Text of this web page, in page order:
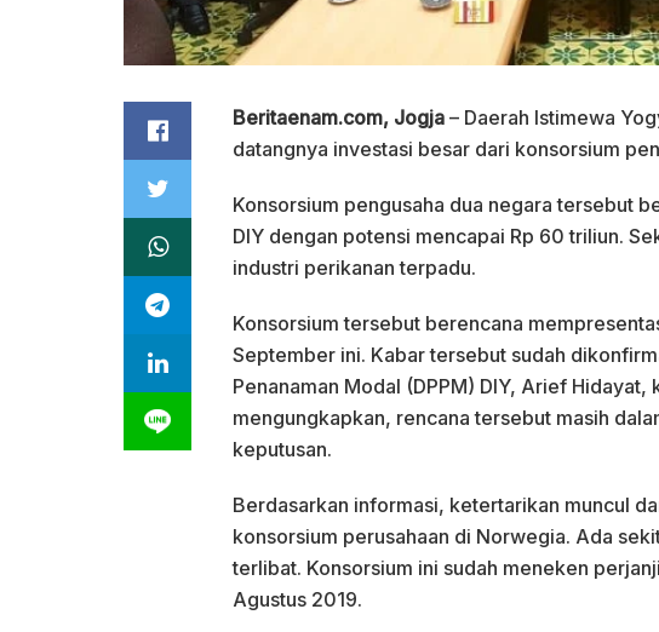
Beritaenam.com, Jogja – Daerah Istimewa
datangnya investasi besar dari konsorsium
Konsorsium pengusaha dua negara tersebut
DIY dengan potensi mencapai Rp 60 triliun.
industri perikanan terpadu.
Konsorsium tersebut berencana
September ini. Kabar tersebut sudah
Penanaman Modal (DPPM) DIY, Arief Hidayat,
mengungkapkan, rencana tersebut masih
keputusan.
Berdasarkan informasi, ketertarikan muncul
konsorsium perusahaan di Norwegia. Ada
terlibat. Konsorsium ini sudah meneken
Agustus 2019.